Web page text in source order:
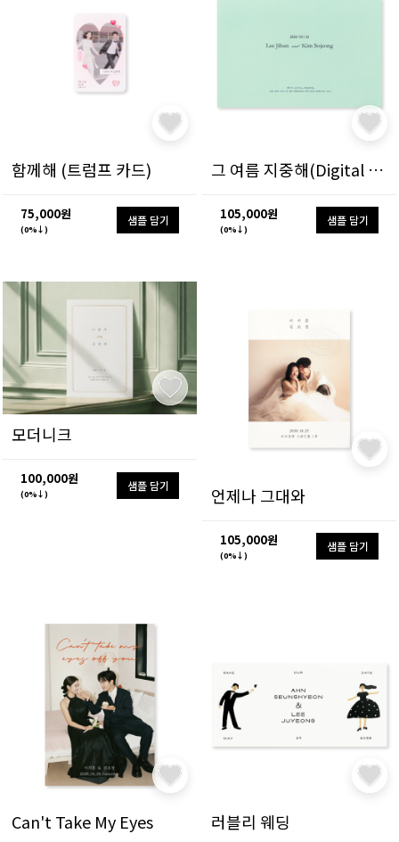
함께해 (트럼프 카드)
75,000원
(0%↓)
샘플 담기
그 여름 지중해(Digital Ver)
105,000원
(0%↓)
샘플 담기
모더니크
100,000원
(0%↓)
샘플 담기 언제나 그대와
105,000원
(0%↓)
샘플 담기
Can't Take My Eyes 러블리 웨딩